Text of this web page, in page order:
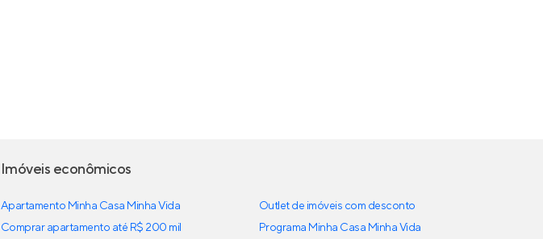
Imóveis econômicos
Apartamento Minha Casa Minha Vida
Comprar apartamento até R$ 200 mil
Outlet de imóveis com desconto
Programa Minha Casa Minha Vida